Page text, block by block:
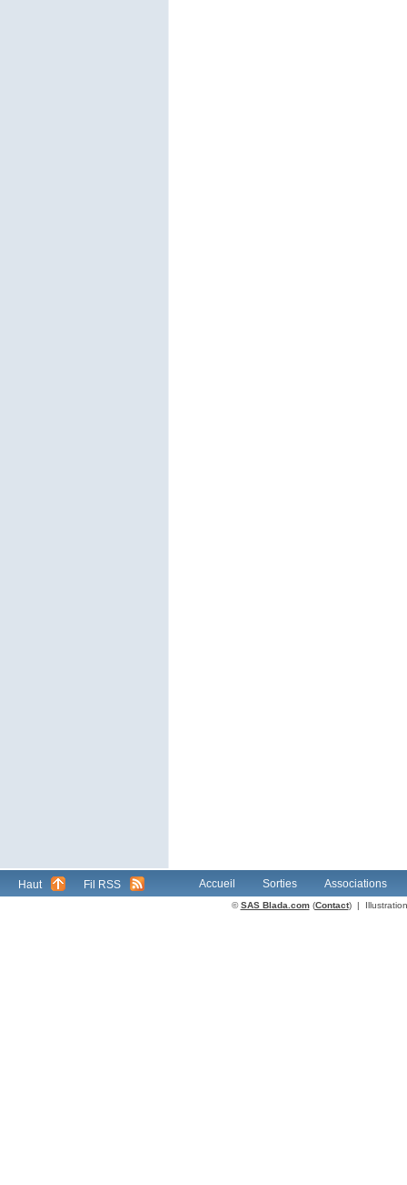
Haut Fil RSS Accueil Sorties Associations
©SAS Blada.com(Contact) |